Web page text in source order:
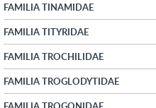
FAMILIA TINAMIDAE
FAMILIA TITYRIDAE
FAMILIA TROCHILIDAE
FAMILIA TROGLODYTIDAE